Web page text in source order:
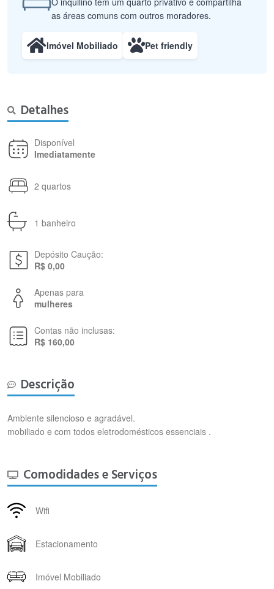
as áreas comuns com outros moradores.
Imóvel Mobiliado Pet friendly
Detalhes
Disponível
Imediatamente
2 quartos
1 banheiro
Depósito Caução:
R$ 0,00
Apenas para
mulheres
Contas não inclusas:
R$ 160,00
Descrição
Ambiente silencioso e agradável.
mobiliado e com todos eletrodomésticos essenciais .
Comodidades e Serviços
Wifi
Estacionamento
Imóvel Mobiliado